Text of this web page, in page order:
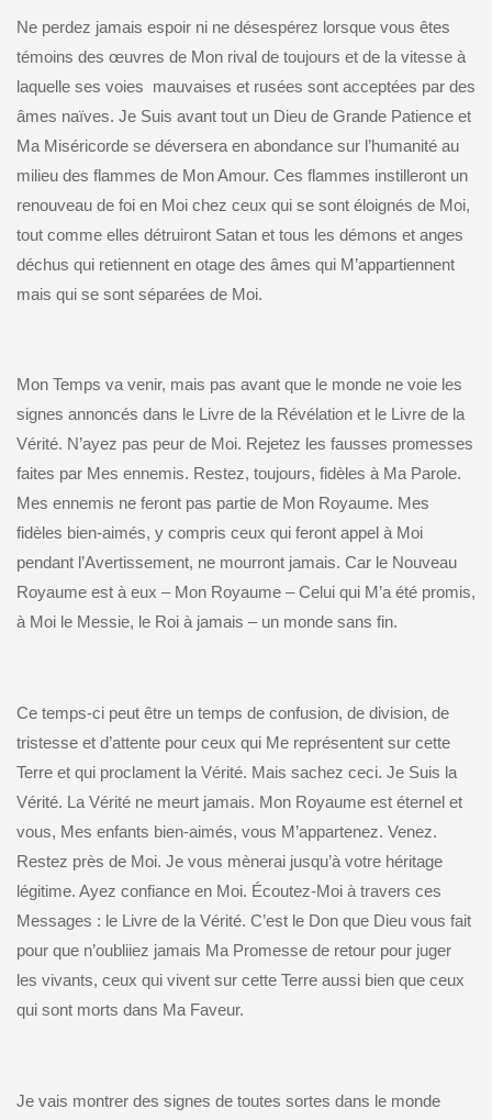
Ne perdez jamais espoir ni ne désespérez lorsque vous êtes
témoins des œuvres de Mon rival de toujours et de la vitesse à
laquelle ses voies mauvaises et rusées sont acceptées par des
âmes naïves. Je Suis avant tout un Dieu de Grande Patience et
Ma Miséricorde se déversera en abondance sur l’humanité au
milieu des flammes de Mon Amour. Ces flammes instilleront un
renouveau de foi en Moi chez ceux qui se sont éloignés de Moi,
tout comme elles détruiront Satan et tous les démons et anges
déchus qui retiennent en otage des âmes qui M’appartiennent
mais qui se sont séparées de Moi.
Mon Temps va venir, mais pas avant que le monde ne voie les
signes annoncés dans le Livre de la Révélation et le Livre de la
Vérité. N’ayez pas peur de Moi. Rejetez les fausses promesses
faites par Mes ennemis. Restez, toujours, fidèles à Ma Parole.
Mes ennemis ne feront pas partie de Mon Royaume. Mes
fidèles bien-aimés, y compris ceux qui feront appel à Moi
pendant l’Avertissement, ne mourront jamais. Car le Nouveau
Royaume est à eux – Mon Royaume – Celui qui M’a été promis,
à Moi le Messie, le Roi à jamais – un monde sans fin.
Ce temps-ci peut être un temps de confusion, de division, de
tristesse et d’attente pour ceux qui Me représentent sur cette
Terre et qui proclament la Vérité. Mais sachez ceci. Je Suis la
Vérité. La Vérité ne meurt jamais. Mon Royaume est éternel et
vous, Mes enfants bien-aimés, vous M’appartenez. Venez.
Restez près de Moi. Je vous mènerai jusqu’à votre héritage
légitime. Ayez confiance en Moi. Écoutez-Moi à travers ces
Messages : le Livre de la Vérité. C’est le Don que Dieu vous fait
pour que n’oubliiez jamais Ma Promesse de retour pour juger
les vivants, ceux qui vivent sur cette Terre aussi bien que ceux
qui sont morts dans Ma Faveur.
Je vais montrer des signes de toutes sortes dans le monde